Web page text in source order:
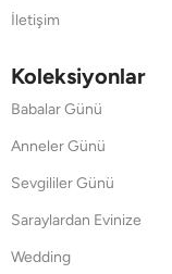
İletişim
Koleksiyonlar
Babalar Günü
Anneler Günü
Sevgililer Günü
Saraylardan Evinize
Wedding